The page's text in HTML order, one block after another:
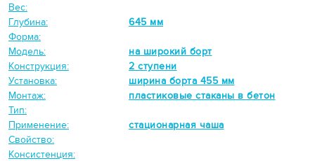
Вес:
Глубина:
645 мм
Форма:
Модель:
на широкий борт
Конструкция:
2 ступени
Установка:
ширина борта 455 мм
Монтаж:
пластиковые стаканы в бетон
Тип:
Применение:
стационарная чаша
Свойство:
Консистенция: